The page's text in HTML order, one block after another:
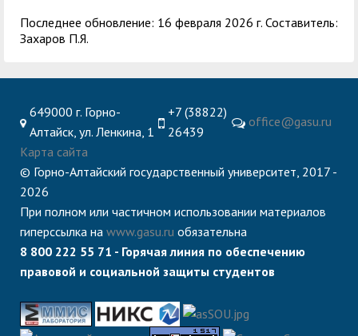
Последнее обновление: 16 февраля 2026 г. Составитель:
Захаров П.Я.
649000 г. Горно-
Алтайск, ул. Ленкина, 1
+7 (38822)
26439
office@gasu.ru
Карта сайта
© Горно-Алтайский государственный университет, 2017 -
2026
При полном или частичном использовании материалов
гиперссылка на www.gasu.ru обязательна
8 800 222 55 71 - Горячая линия по обеспечению
правовой и социальной защиты студентов